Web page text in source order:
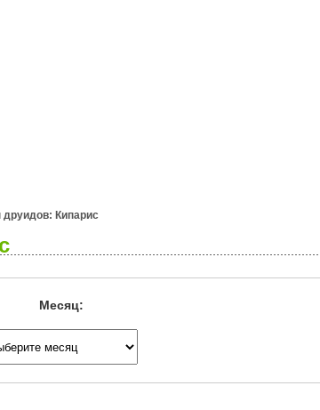
друидов: Кипарис
Месяц: